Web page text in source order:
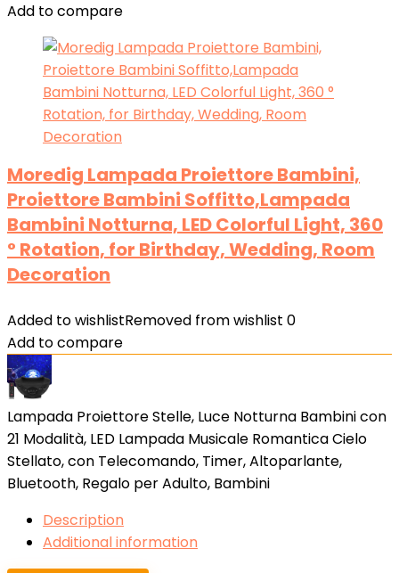
Add to compare
Moredig Lampada Proiettore Bambini,
Proiettore Bambini Soffitto,Lampada
Bambini Notturna, LED Colorful Light, 360
° Rotation, for Birthday, Wedding, Room
Decoration
Added to wishlistRemoved from wishlist 0
Add to compare
Lampada Proiettore Stelle, Luce Notturna Bambini con
21 Modalità, LED Lampada Musicale Romantica Cielo
Stellato, con Telecomando, Timer, Altoparlante,
Bluetooth, Regalo per Adulto, Bambini
Description
Additional information